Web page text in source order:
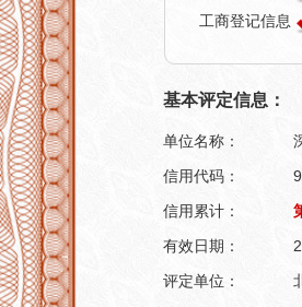
工商登记信息
基本评定信息：
单位名称：
信用代码：
信用累计：
有效日期：
评定单位：